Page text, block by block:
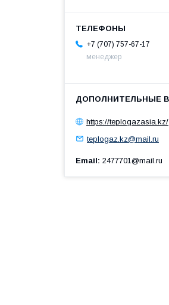
+7 (707) 757-67-17
менеджер
https://teplogazasia.kz/
teplogaz.kz@mail.ru
Email 2477701@mail.ru